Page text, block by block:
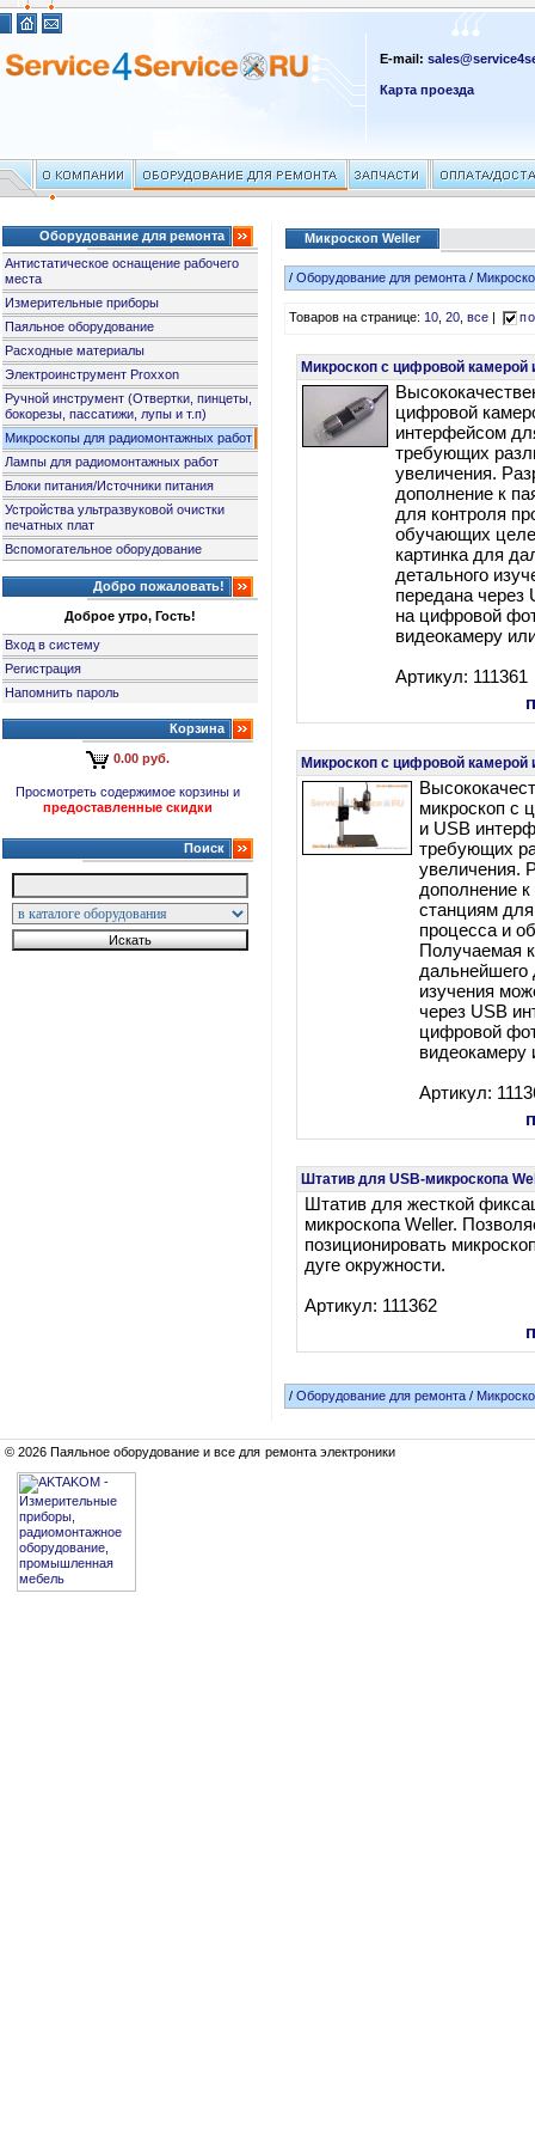
E-mail:
Карта проезда
Оборудование для ремонта
Антистатическое оснащение рабочего
места
Измерительные приборы
Паяльное оборудование
Расходные материалы
Электроинструмент Proxxon
Ручной инструмент (Отвертки, пинцеты,
бокорезы, пассатижи, лупы и т.п)
Микроскопы для радиомонтажных работ
Лампы для радиомонтажных работ
Блоки питания/Источники питания
Устройства ультразвуковой очистки
печатных плат
Вспомогательное оборудование
Добро пожаловать!
Доброе утро, Гость!
Вход в систему
Регистрация
Напомнить пароль
Корзина
0.00 руб.
Просмотреть содержимое корзины и
предоставленные скидки
Поиск
Микроскоп Weller
/Оборудование для ремонта /
Товаров на странице:10,20,все
Микроскоп с цифровой
цифровой
интерфейсом
требующих
увеличения.
дополнение к
для контроля
обучающих
картинка для
детального
передана через
на цифровой
видеокамеру
Артикул: 111361
Микроскоп с цифровой
микроскоп с
и USB
требующих
увеличения.
дополнение
станциям
процесса и
Получаемая
дальнейшего
изучения
через USB
цифровой
видеокамеру
Артикул:
Штатив для USB-микроскопа
Штатив для жесткой
микроскопа Weller.
позиционировать
дуге окружности.
Артикул: 111362
/Оборудование для ремонта /
© 2026 Паяльное оборудование и все для ремонта электроники